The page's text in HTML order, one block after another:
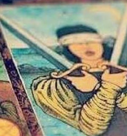
ancora illegale in Italia, che
vita a Mario, 42enne torinese che
insaputa della moglie, e che il
riuscito a individuare nel suo
con un grammo di eroina Arctic
euro, ma per i più esigenti c’...